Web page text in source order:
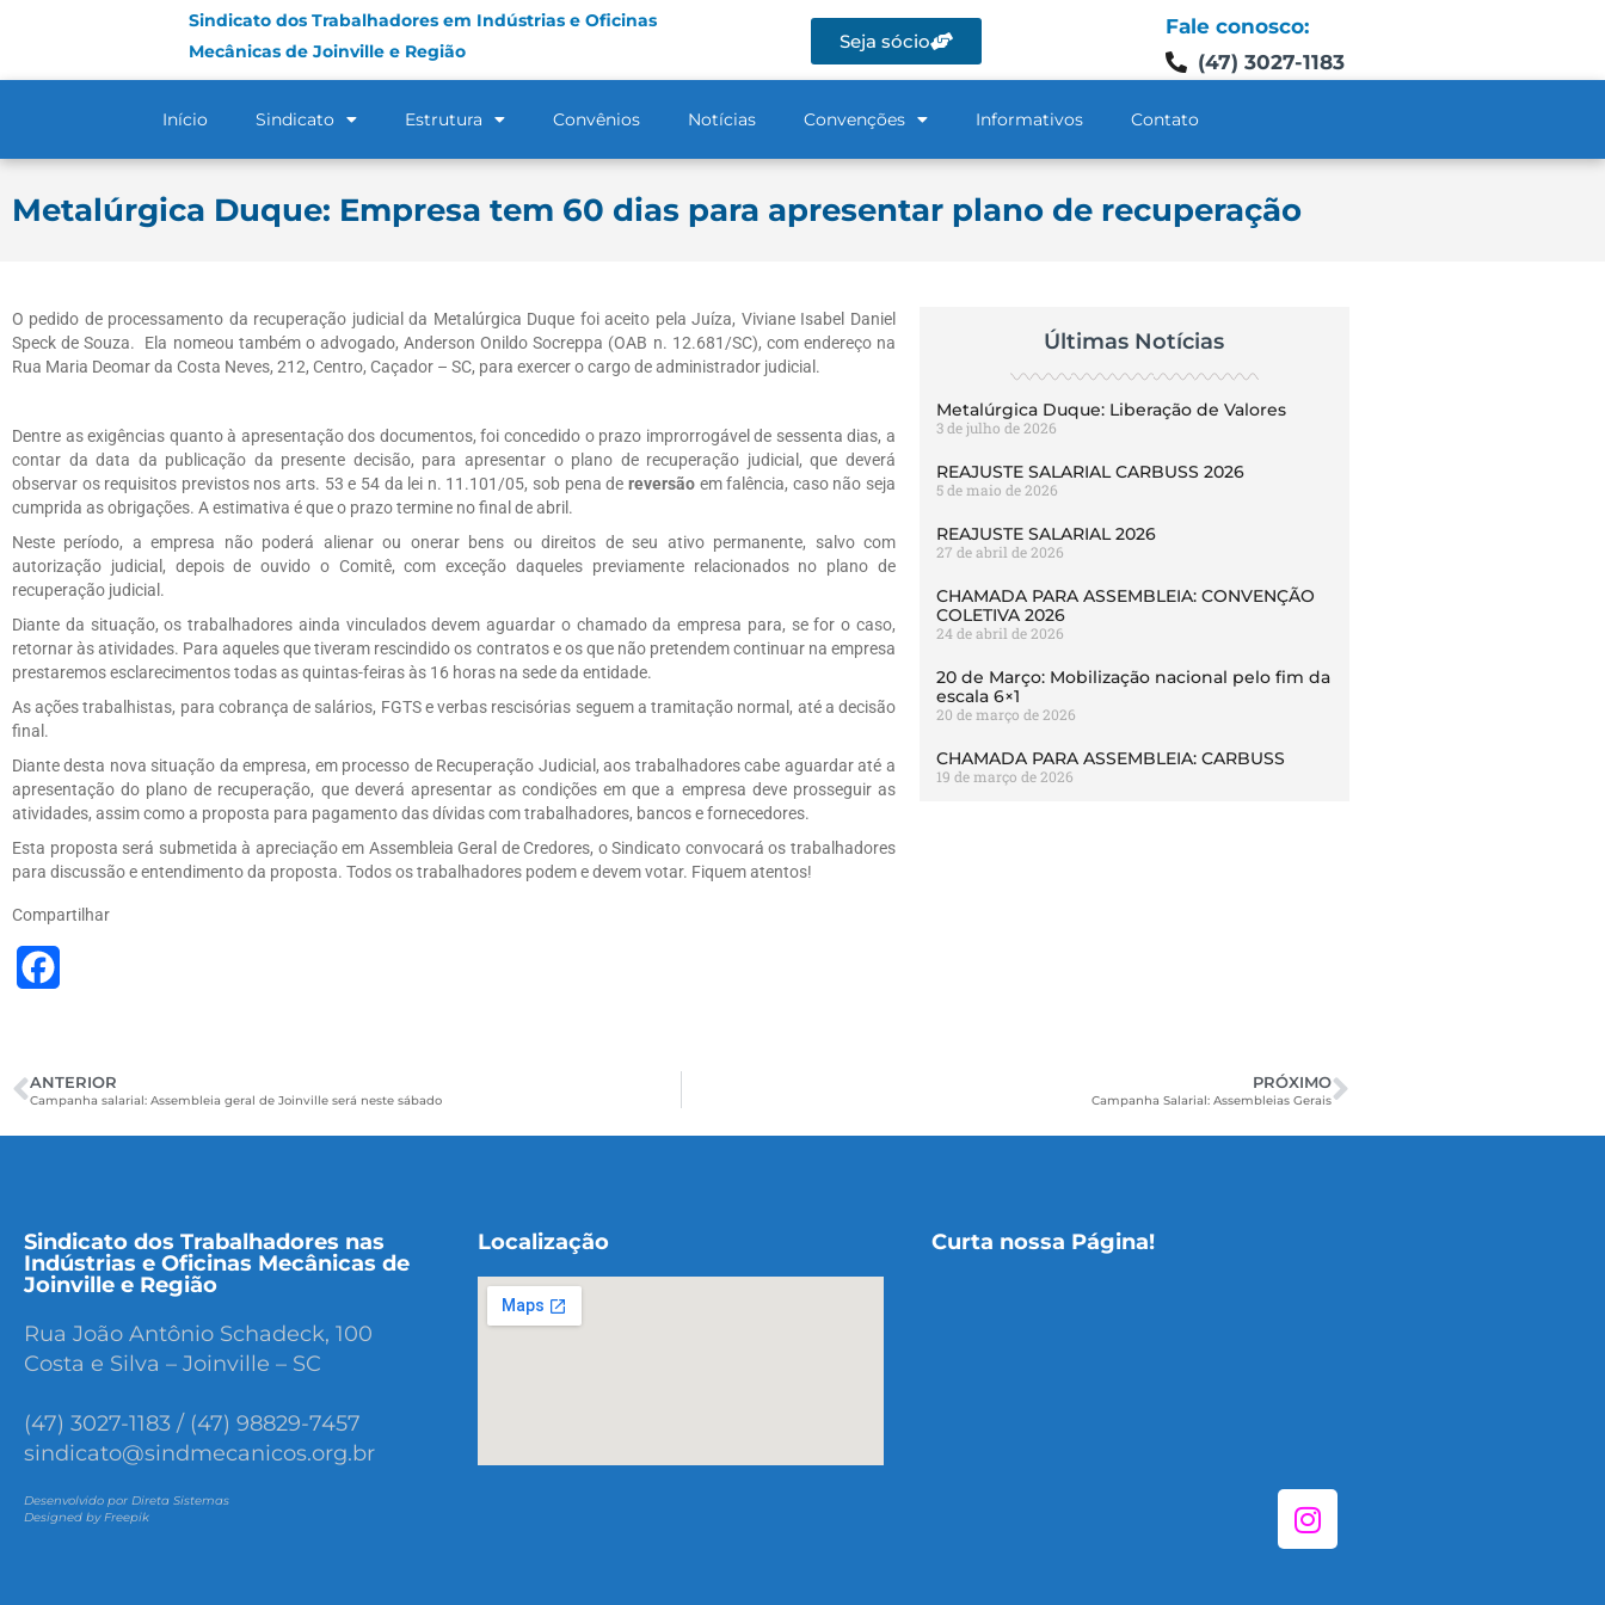
Sindicato dos Trabalhadores em Indústrias e Oficinas
Mecânicas de Joinville e Região
Seja sócio
Fale conosco:
(47) 3027-1183
Início Sindicato Estrutura Convênios Notícias Convenções Informativos Contato
Metalúrgica Duque: Empresa tem 60 dias para apresentar plano de recuperação
O pedido de processamento da recuperação judicial da Metalúrgica Duque foi aceito pela Juíza, Viviane Isabel Daniel
Speck de Souza. Ela nomeou também o advogado, Anderson Onildo Socreppa (OAB n. 12.681/SC), com endereço na
Rua Maria Deomar da Costa Neves, 212, Centro, Caçador – SC, para exercer o cargo de administrador judicial.
Dentre as exigências quanto à apresentação dos documentos, foi concedido o prazo improrrogável de sessenta dias, a
contar da data da publicação da presente decisão, para apresentar o plano de recuperação judicial, que deverá
observar os requisitos previstos nos arts. 53 e 54 da lei n. 11.101/05, sob pena de reversãoem falência, caso não seja
cumprida as obrigações. A estimativa é que o prazo termine no final de abril.
Neste período, a empresa não poderá alienar ou onerar bens ou direitos de seu ativo permanente, salvo com
autorização judicial, depois de ouvido o Comitê, com exceção daqueles previamente relacionados no plano de
recuperação judicial.
Diante da situação, os trabalhadores ainda vinculados devem aguardar o chamado da empresa para, se for o caso,
retornar às atividades. Para aqueles que tiveram rescindido os contratos e os que não pretendem continuar na empresa
prestaremos esclarecimentos todas as quintas-feiras às 16 horas na sede da entidade.
As ações trabalhistas, para cobrança de salários, FGTS e verbas rescisórias seguem a tramitação normal, até a decisão
final.
Diante desta nova situação da empresa, em processo de Recuperação Judicial, aos trabalhadores cabe aguardar até a
apresentação do plano de recuperação, que deverá apresentar as condições em que a empresa deve prosseguir as
atividades, assim como a proposta para pagamento das dívidas com trabalhadores, bancos e fornecedores.
Esta proposta será submetida à apreciação em Assembleia Geral de Credores, o Sindicato convocará os trabalhadores
para discussão e entendimento da proposta. Todos os trabalhadores podem e devem votar. Fiquem atentos!
Compartilhar
Últimas Notícias
Metalúrgica Duque: Liberação de Valores
3 de julho de 2026
REAJUSTE SALARIAL CARBUSS 2026
5 de maio de 2026
REAJUSTE SALARIAL 2026
27 de abril de 2026
CHAMADA PARA ASSEMBLEIA: CONVENÇÃO
COLETIVA 2026
24 de abril de 2026
20 de Março: Mobilização nacional pelo fim da
escala 6×1
20 de março de 2026
CHAMADA PARA ASSEMBLEIA: CARBUSS
19 de março de 2026
ANTERIOR
Campanha salarial: Assembleia geral de Joinville será neste sábado
PRÓXIMO
Campanha Salarial: Assembleias Gerais
Sindicato dos Trabalhadores nas
Indústrias e Oficinas Mecânicas de
Joinville e Região
Rua João Antônio Schadeck, 100
Costa e Silva – Joinville – SC
(47) 3027-1183 / (47) 98829-7457
sindicato@sindmecanicos.org.br
Desenvolvido por Direta Sistemas
Designed by Freepik
Localização Curta nossa Página!